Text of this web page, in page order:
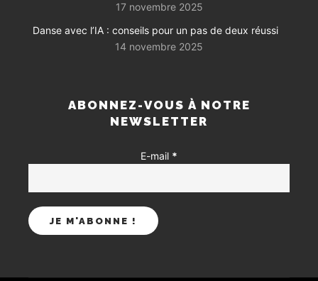
17 novembre 2025
Danse avec l’IA : conseils pour un pas de deux réussi
14 novembre 2025
ABONNEZ-VOUS À NOTRE
NEWSLETTER
E-mail *